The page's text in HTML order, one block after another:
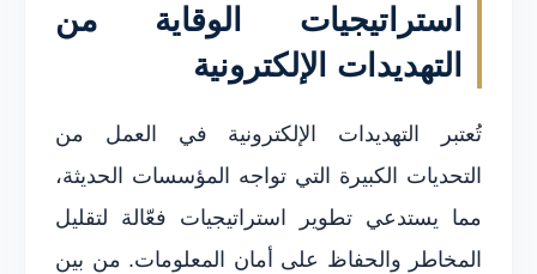
استراتيجيات الوقاية من
التهديدات الإلكترونية
تُعتبر التهديدات الإلكترونية في العمل من
التحديات الكبيرة التي تواجه المؤسسات الحديثة،
مما يستدعي تطوير استراتيجيات فعّالة لتقليل
المخاطر والحفاظ على أمان المعلومات. من بين